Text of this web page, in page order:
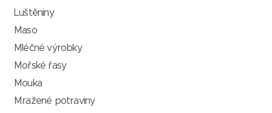
Luštěniny
Maso
Mléčné výrobky
Mořské řasy
Mouka
Mražené potraviny